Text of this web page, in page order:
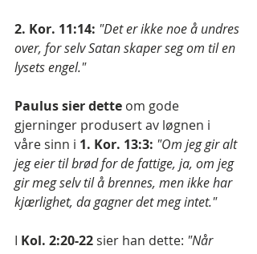
2. Kor. 11:14: "Det er ikke noe å undres
over, for selv Satan skaper seg om til en
lysets engel."
Paulus sier dette om gode
gjerninger produsert av løgnen i
våre sinn i 1. Kor. 13:3: "Om jeg gir alt
jeg eier til brød for de fattige, ja, om jeg
gir meg selv til å brennes, men ikke har
kjærlighet, da gagner det meg intet."
I Kol. 2:20-22 sier han dette: "Når